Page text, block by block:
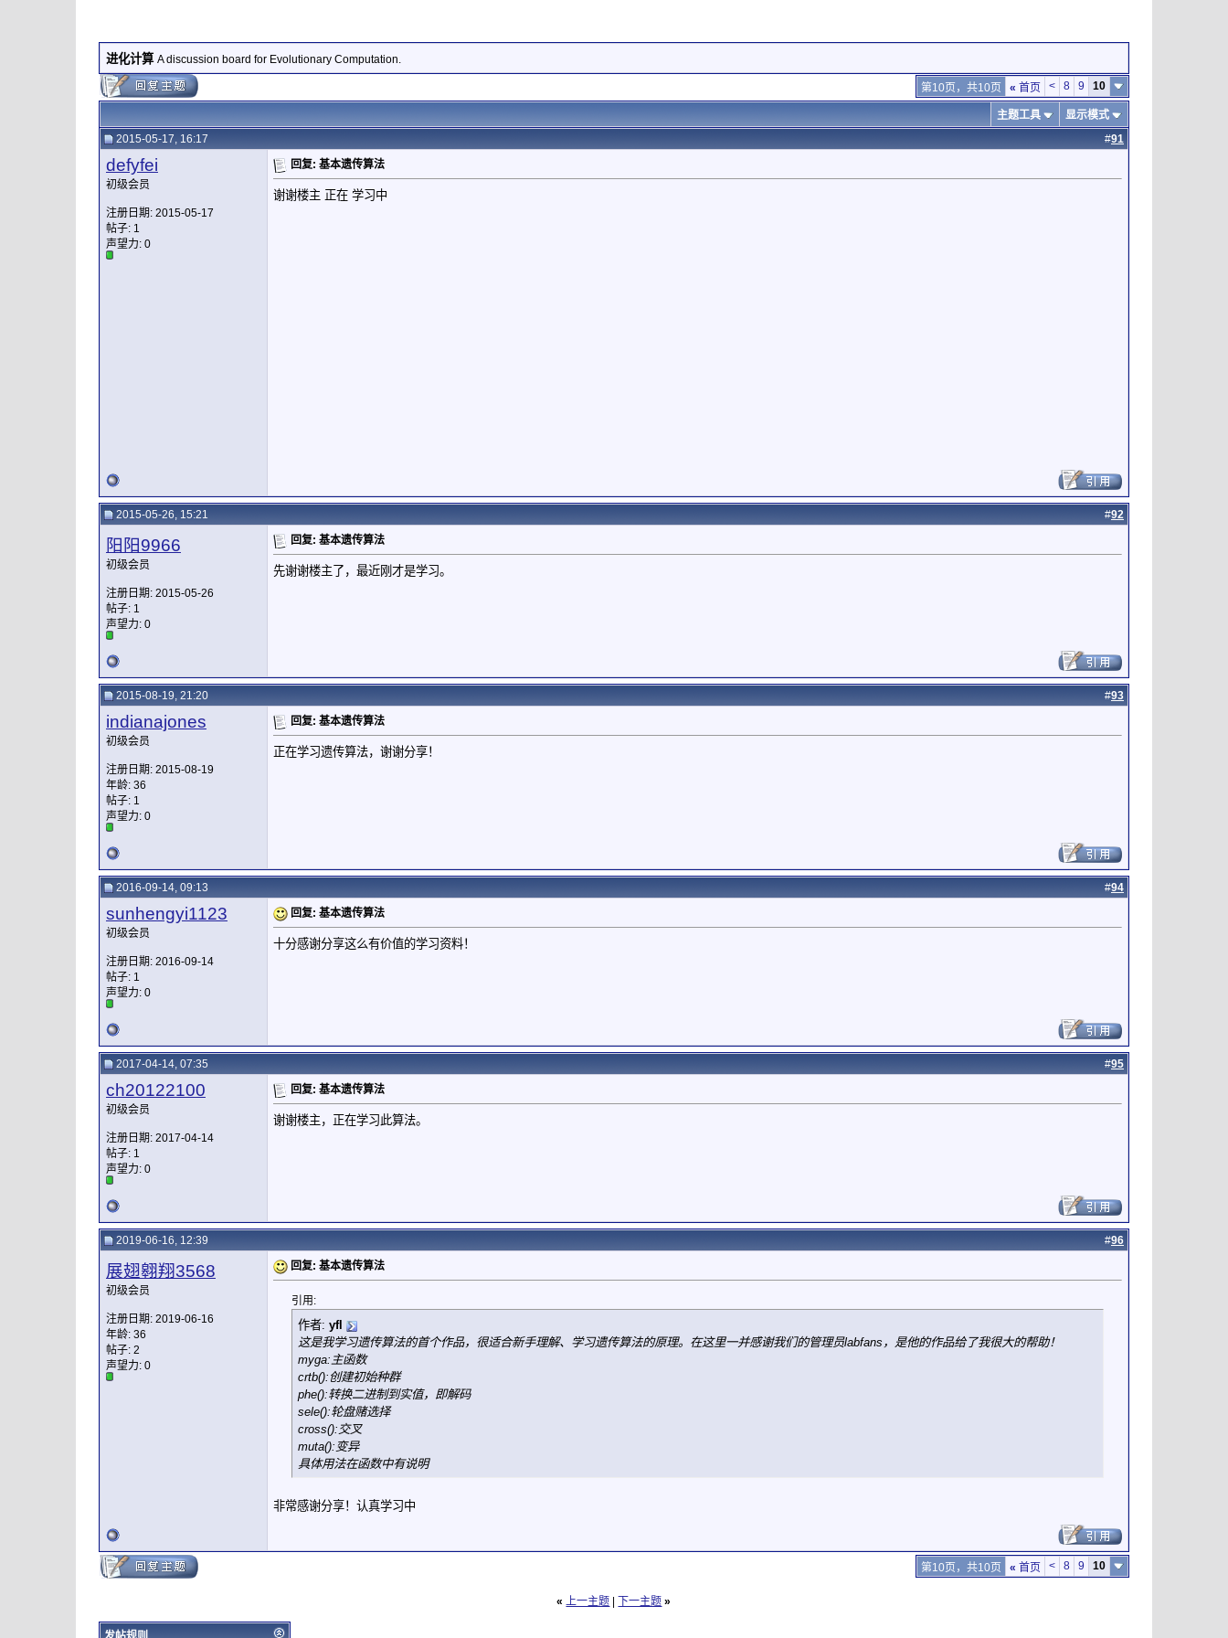
进化计算 A discussion board for Evolutionary Computation.
第10页，共10页 « 首页 < 8 9 10
主题工具
显示模式
2015-05-17, 16:17
#91
defyfei
初级会员
注册日期: 2015-05-17
帖子: 1
声望力: 0
回复: 基本遗传算法
谢谢楼主 正在 学习中
2015-05-26, 15:21 #92
阳阳9966
初级会员
注册日期: 2015-05-26
帖子: 1
声望力: 0
回复: 基本遗传算法
先谢谢楼主了，最近刚才是学习。
2015-08-19, 21:20 #93
indianajones
初级会员
注册日期: 2015-08-19
年龄: 36
帖子: 1
声望力: 0
回复: 基本遗传算法
正在学习遗传算法，谢谢分享！
2016-09-14, 09:13 #94
sunhengyi1123
初级会员
注册日期: 2016-09-14
帖子: 1
声望力: 0
回复: 基本遗传算法
十分感谢分享这么有价值的学习资料！
2017-04-14, 07:35 #95
ch20122100
初级会员
注册日期: 2017-04-14
帖子: 1
声望力: 0
回复: 基本遗传算法
谢谢楼主，正在学习此算法。
2019-06-16, 12:39 #96
展翅翱翔3568
初级会员
注册日期: 2019-06-16
年龄: 36
帖子: 2
声望力: 0
回复: 基本遗传算法
引用:
作者: yfl
这是我学习遗传算法的首个作品，很适合新手理解、学习遗传算法的原理。在这里一并感谢我们的管理员labfans，是他的作品给了我很大的帮助！
myga:主函数
crtb():创建初始种群
phe():转换二进制到实值，即解码
sele():轮盘赌选择
cross():交叉
muta():变异
具体用法在函数中有说明
非常感谢分享！认真学习中
第10页，共10页 « 首页 < 8 9 10
« 上一主题 下一主题 »